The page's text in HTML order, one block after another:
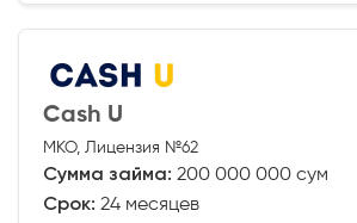
Cash U
МКО, Лицензия №62
Сумма займа: 200 000 000 сум
Срок: 24 месяцев